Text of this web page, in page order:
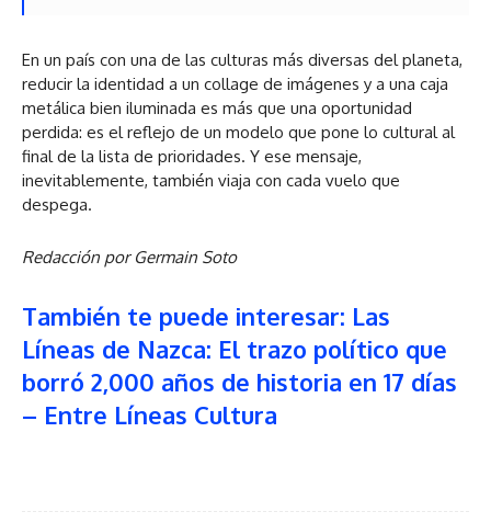
En un país con una de las culturas más diversas del planeta,
reducir la identidad a un collage de imágenes y a una caja
metálica bien iluminada es más que una oportunidad
perdida: es el reflejo de un modelo que pone lo cultural al
final de la lista de prioridades. Y ese mensaje,
inevitablemente, también viaja con cada vuelo que
despega.
Redacción por Germain Soto
También te puede interesar: Las
Líneas de Nazca: El trazo político que
borró 2,000 años de historia en 17 días
– Entre Líneas Cultura